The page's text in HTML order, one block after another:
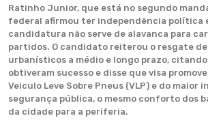
Ratinho Junior, que está no segundo
federal afirmou ter independência política
candidatura não serve de alavanca para
partidos. O candidato reiterou o resgate
urbanísticos a médio e longo prazo,
obtiveram sucesso e disse que visa
Veiculo Leve Sobre Pneus (VLP) e do maior
segurança pública, o mesmo conforto dos
da cidade para a periferia.